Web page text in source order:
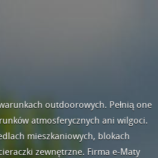
outdoorowych. Pełnią one
atmosferycznych ani wilgoci.
mieszkaniowych, blokach
zewnętrzne. Firma e-Maty